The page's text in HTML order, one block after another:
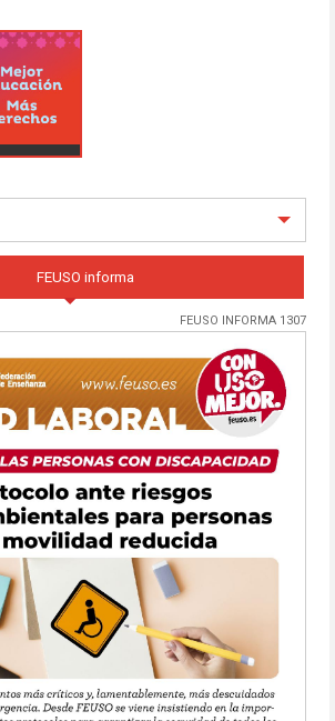
FEUSO informa
FEUSO INFORMA 1307